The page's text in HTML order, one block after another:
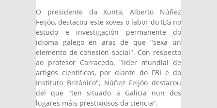
O presidente da Xunta, Alberto Núñez
Feijóo, destacou este xoves o labor do ILG no
estudo e investigación permanente do
idioma galego en aras de que "sexa un
elemento de cohesión social". Con respecto
ao profesor Carracedo, "líder mundial de
artigos científicos, por diante do FBI e do
Instituto Británico", Núñez Feijóo destacou
del que "ten situado a Galicia nun dos
lugares máis prestixiosos da ciencia".